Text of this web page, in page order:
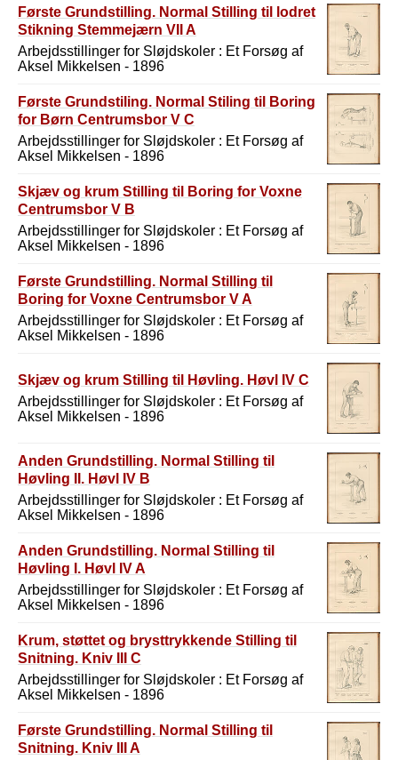
Første Grundstilling. Normal Stilling til lodret
Stikning Stemmejærn VII A
Arbejdsstillinger for Sløjdskoler : Et Forsøg af
Aksel Mikkelsen - 1896
Første Grundstiling. Normal Stiling til Boring
for Børn Centrumsbor V C
Arbejdsstillinger for Sløjdskoler : Et Forsøg af
Aksel Mikkelsen - 1896
Skjæv og krum Stilling til Boring for Voxne
Centrumsbor V B
Arbejdsstillinger for Sløjdskoler : Et Forsøg af
Aksel Mikkelsen - 1896
Første Grundstilling. Normal Stilling til
Boring for Voxne Centrumsbor V A
Arbejdsstillinger for Sløjdskoler : Et Forsøg af
Aksel Mikkelsen - 1896
Skjæv og krum Stilling til Høvling. Høvl IV C
Arbejdsstillinger for Sløjdskoler : Et Forsøg af
Aksel Mikkelsen - 1896
Anden Grundstilling. Normal Stilling til
Høvling II. Høvl IV B
Arbejdsstillinger for Sløjdskoler : Et Forsøg af
Aksel Mikkelsen - 1896
Anden Grundstilling. Normal Stilling til
Høvling I. Høvl IV A
Arbejdsstillinger for Sløjdskoler : Et Forsøg af
Aksel Mikkelsen - 1896
K rum, støttet og brysttrykkende Stilling til
Snitning. Kniv III C
Arbejdsstillinger for Sløjdskoler : Et Forsøg af
Aksel Mikkelsen - 1896
Første Grundstilling. Normal Stilling til
Snitning. Kniv III A